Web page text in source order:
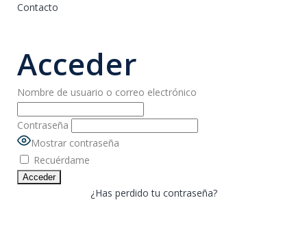
Contacto
Acceder
Nombre de usuario o correo electrónico
Contraseña
Mostrar contraseña
Recuérdame
¿Has perdido tu contraseña?